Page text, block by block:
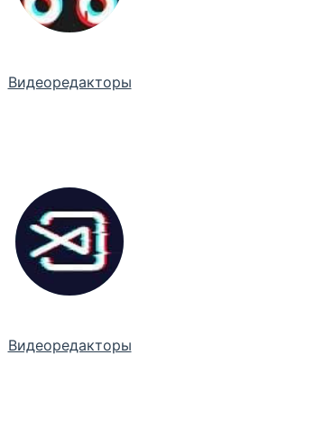
Видеоредакторы
Видеоредакторы